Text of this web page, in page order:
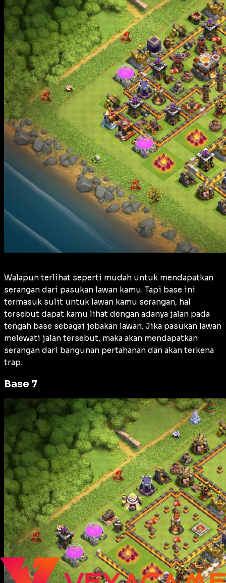
Walapun terlihat seperti mudah untuk mendapatkan
serangan dari pasukan lawan kamu. Tapi base ini
termasuk sulit untuk lawan kamu serangan, hal
tersebut dapat kamu lihat dengan adanya jalan pada
tengah base sebagai jebakan lawan. Jika pasukan lawan
melewati jalan tersebut, maka akan mendapatkan
serangan dari bangunan pertahanan dan akan terkena
trap.
Base 7